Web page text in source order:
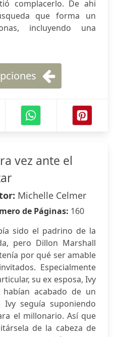
complacerlo. De ahi
que forma un
incluyendo una
vez ante el
Michelle Celmer
de Páginas: 160
sido el padrino de la
pero Dillon Marshall
por qué ser amable
Especialmente
su ex esposa, Ivy
acabado de un
seguía suponiendo
el millonario. Así que
de la cabeza de